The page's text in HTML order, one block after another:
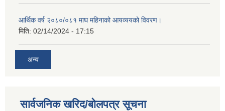
आर्थिक वर्ष २०८०/०८१ माघ महिनाको आयव्ययको विवरण।
मिति: 02/14/2024 - 17:15
अन्य
सार्वजनिक खरिद/बोलपत्र सूचना